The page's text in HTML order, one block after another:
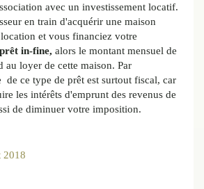
avec un investissement locatif.
en train d'acquérir une maison
et vous financiez votre
prêt in-fine, alors le montant mensuel de
au loyer de cette maison. Par
de ce type de prêt est surtout fiscal, car
les intérêts d'emprunt des revenus de
de diminuer votre imposition.
2018